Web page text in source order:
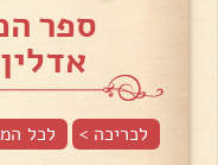
ספר
לכריכה > לכל